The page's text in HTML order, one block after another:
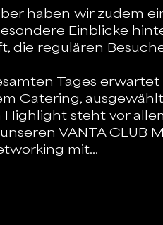
haben wir zudem
Einblicke
die regulären
Tages erwartet
Catering,
steht vor
VANTA CLUB
mit…